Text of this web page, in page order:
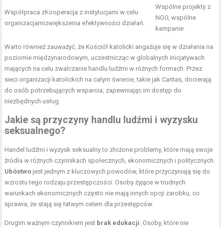
Współpraca z
organizacjami
Kooperacja z instytucjami w celu
zwiększenia efektywności działań.
Wspólne projekty z
NGO, wspólne
kampanie.
Warto również zauważyć, że Kościół katolicki angażuje się w działania na
poziomie międzynarodowym, uczestnicząc w globalnych inicjatywach
mających na celu zwalczanie handlu ludźmi w różnych formach. Przez
sieci organizacji katolickich na całym świecie, takie jak Caritas, docierają
do osób potrzebujących wsparcia, zapewniając im dostęp do
niezbędnych usług.
Jakie są przyczyny handlu ludźmi i wyzysku
seksualnego?
Handel ludźmi i wyzysk seksualny to złożone problemy, które mają swoje
źródła w różnych czynnikach społecznych, ekonomicznych i politycznych.
Ubóstwo jest jednym z kluczowych powodów, które przyczyniają się do
wzrostu tego rodzaju przestępczości. Osoby żyjące w trudnych
warunkach ekonomicznych często nie mają innych opcji zarobku, co
sprawia, że stają się łatwym celem dla przestępców.
Drugim ważnym czynnikiem jest brak edukacji . Osoby, które nie